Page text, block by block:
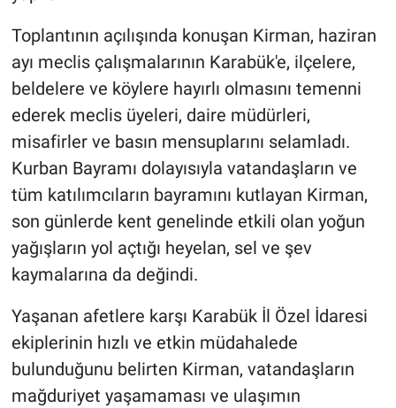
Toplantının açılışında konuşan Kirman, haziran
ayı meclis çalışmalarının Karabük'e, ilçelere,
beldelere ve köylere hayırlı olmasını temenni
ederek meclis üyeleri, daire müdürleri,
misafirler ve basın mensuplarını selamladı.
Kurban Bayramı dolayısıyla vatandaşların ve
tüm katılımcıların bayramını kutlayan Kirman,
son günlerde kent genelinde etkili olan yoğun
yağışların yol açtığı heyelan, sel ve şev
kaymalarına da değindi.
Yaşanan afetlere karşı Karabük İl Özel İdaresi
ekiplerinin hızlı ve etkin müdahalede
bulunduğunu belirten Kirman, vatandaşların
mağduriyet yaşamaması ve ulaşımın